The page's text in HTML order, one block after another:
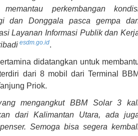
perkembangan
dan Donggala pasca gempa
Layanan Informasi Publik dan
esdm.go.id.
didatangkan untuk
dari 8 mobil dari Terminal BBM
Priok.
mengangkut BBM Solar 3
dari Kalimantan Utara, ada
Semoga bisa segera